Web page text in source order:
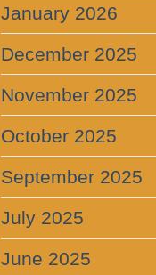
January 2026
December 2025
November 2025
October 2025
September 2025
July 2025
June 2025